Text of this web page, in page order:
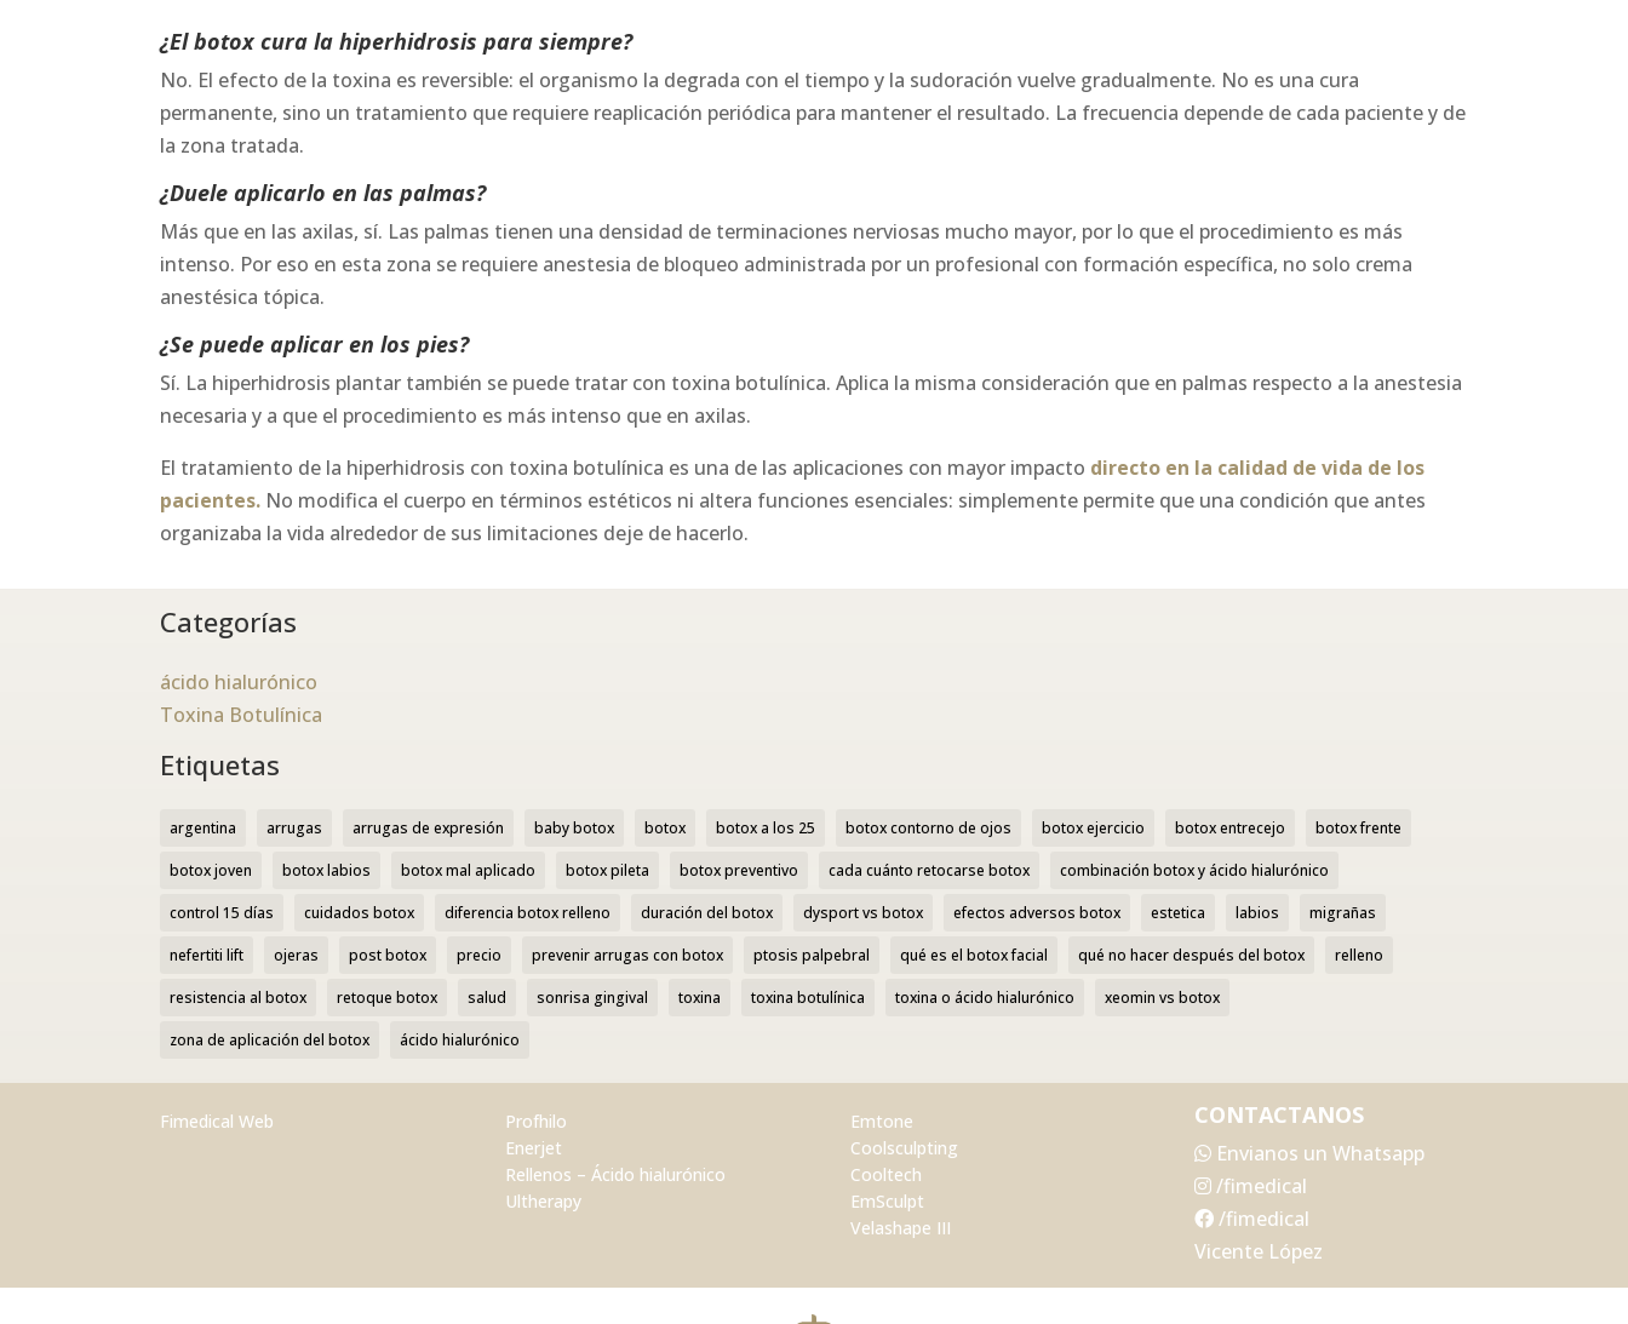
¿El botox cura la hiperhidrosis para siempre?
No. El efecto de la toxina es reversible: el organismo la degrada con el tiempo y la sudoración vuelve gradualmente. No es una cura
permanente, sino un tratamiento que requiere reaplicación periódica para mantener el resultado. La frecuencia depende de cada paciente y de
la zona tratada.
¿Duele aplicarlo en las palmas?
Más que en las axilas, sí. Las palmas tienen una densidad de terminaciones nerviosas mucho mayor, por lo que el procedimiento es más
intenso. Por eso en esta zona se requiere anestesia de bloqueo administrada por un profesional con formación específica, no solo crema
anestésica tópica.
¿Se puede aplicar en los pies?
Sí. La hiperhidrosis plantar también se puede tratar con toxina botulínica. Aplica la misma consideración que en palmas respecto a la anestesia
necesaria y a que el procedimiento es más intenso que en axilas.
El tratamiento de la hiperhidrosis con toxina botulínica es una de las aplicaciones con mayor impacto directo en la calidad de vida de los
pacientes. No modifica el cuerpo en términos estéticos ni altera funciones esenciales: simplemente permite que una condición que antes
organizaba la vida alrededor de sus limitaciones deje de hacerlo.
Categorías
ácido hialurónico
Toxina Botulínica
Etiquetas
argentina arrugas arrugas de expresión baby botox botox botox a los 25 botox contorno de ojos botox ejercicio botox entrecejo botox frente
botox joven botox labios botox mal aplicado botox pileta botox preventivo cada cuánto retocarse botox combinación botox y ácido hialurónico
control 15 días cuidados botox diferencia botox relleno duración del botox dysport vs botox efectos adversos botox estetica labios migrañas
nefertiti lift ojeras post botox precio prevenir arrugas con botox ptosis palpebral qué es el botox facial qué no hacer después del botox relleno
resistencia al botox retoque botox salud sonrisa gingival toxina toxina botulínica toxina o ácido hialurónico xeomin vs botox
zona de aplicación del botox ácido hialurónico
Fimedical Web
Profhilo
Enerjet
Rellenos – Ácido hialurónico
Ultherapy
Emtone
Coolsculpting
Cooltech
EmSculpt
Velashape III
CONTACTANOS
Envianos un Whatsapp
/fimedical
/fimedical
Vicente López